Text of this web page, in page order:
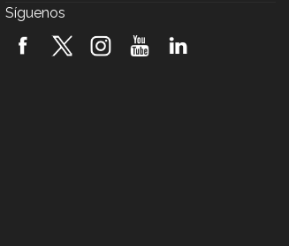
robótica FIRST 2026! (video)
Síguenos